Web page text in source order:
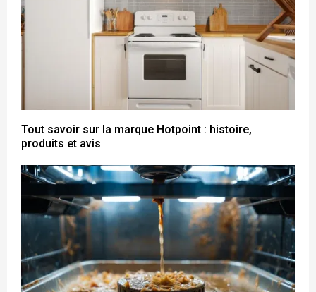
Tout savoir sur la marque Hotpoint : histoire,
produits et avis